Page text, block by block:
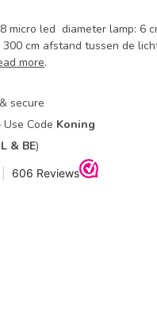
micro led diameter lamp: 6
cm afstand tussen de
more.
secure
Code Koning
& BE)